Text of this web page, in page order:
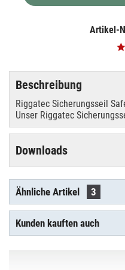
Artikel-
Beschreibung
Riggatec Sicherungsseil
Unser Riggatec
Downloads
Ähnliche Artikel 3
Kunden kauften auch